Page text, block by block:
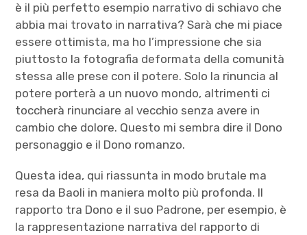
è il più perfetto esempio narrativo di schiavo che
abbia mai trovato in narrativa? Sarà che mi piace
essere ottimista, ma ho l’impressione che sia
piuttosto la fotografia deformata della comunità
stessa alle prese con il potere. Solo la rinuncia al
potere porterà a un nuovo mondo, altrimenti ci
toccherà rinunciare al vecchio senza avere in
cambio che dolore. Questo mi sembra dire il Dono
personaggio e il Dono romanzo.
Questa idea, qui riassunta in modo brutale ma
resa da Baoli in maniera molto più profonda. Il
rapporto tra Dono e il suo Padrone, per esempio, è
la rappresentazione narrativa del rapporto di